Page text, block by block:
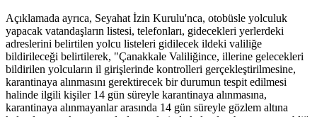
Açıklamada ayrıca, Seyahat İzin Kurulu'nca, otobüsle yolculuk
yapacak vatandaşların listesi, telefonları, gidecekleri yerlerdeki
adreslerini belirtilen yolcu listeleri gidilecek ildeki valiliğe
bildirileceği belirtilerek, "Çanakkale Valiliğince, illerine gelecekleri
bildirilen yolcuların il girişlerinde kontrolleri gerçekleştirilmesine,
karantinaya alınmasını gerektirecek bir durumun tespit edilmesi
halinde ilgili kişiler 14 gün süreyle karantinaya alınmasına,
karantinaya alınmayanlar arasında 14 gün süreyle gözlem altına